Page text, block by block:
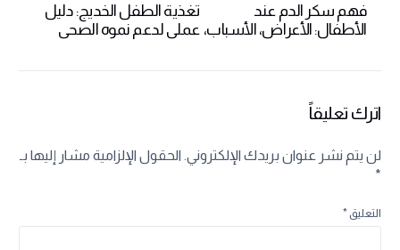
فهم سكر الدم عند
الأطفال: الأعراض، الأسباب،
تغذية الطفل الخديج: دليل
عملي لدعم نموه الصحي
اترك تعليقاً
لن يتم نشر عنوان بريدك الإلكتروني. الحقول الإلزامية مشار إليها بـ
*
التعليق*